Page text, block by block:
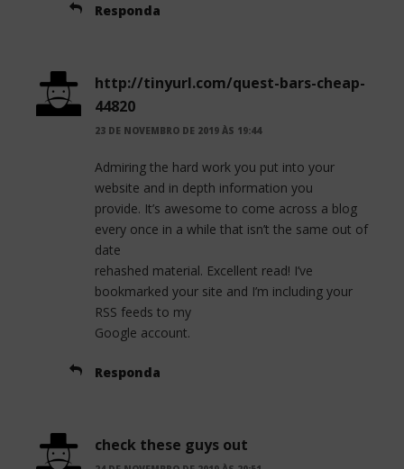
Responda
http://tinyurl.com/quest-bars-cheap-
44820
23 DE NOVEMBRO DE 2019 ÀS 19:44
Admiring the hard work you put into your
website and in depth information you
provide. It’s awesome to come across a blog
every once in a while that isn’t the same out of
date
rehashed material. Excellent read! I’ve
bookmarked your site and I’m including your
RSS feeds to my
Google account.
Responda
check these guys out